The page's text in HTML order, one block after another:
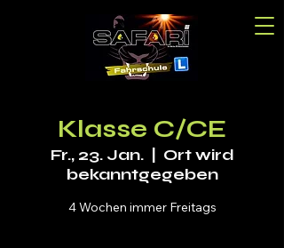
Klasse C/CE
Fr., 23. Jan.
  |
Ort wird
bekanntgegeben
4 Wochen immer Freitags